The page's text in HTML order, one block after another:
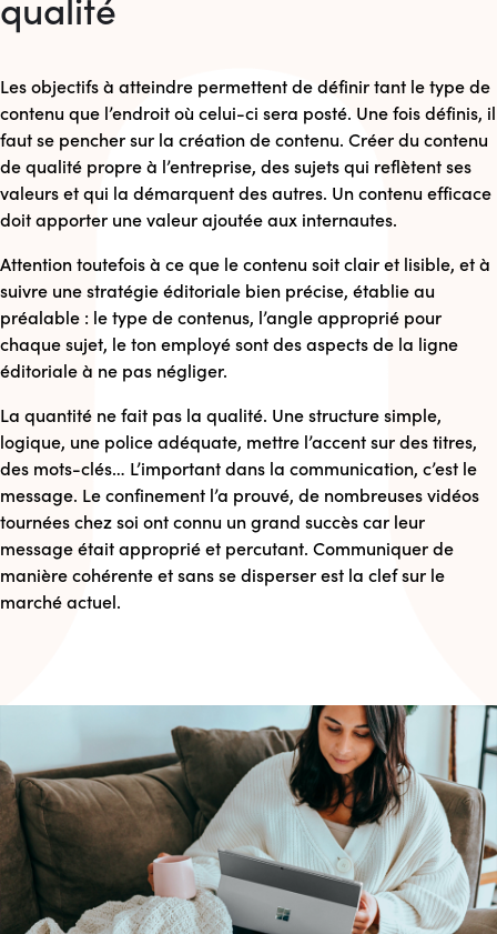
Les objectifs à atteindre permettent de définir tant le type de
contenu que l’endroit où celui-ci sera posté. Une fois définis, il
faut se pencher sur la création de contenu. Créer du contenu
de qualité propre à l’entreprise, des sujets qui reflètent ses
valeurs et qui la démarquent des autres. Un contenu efficace
doit apporter une valeur ajoutée aux internautes.
Attention toutefois à ce que le contenu soit clair et lisible, et à
suivre une stratégie éditoriale bien précise, établie au
préalable : le type de contenus, l’angle approprié pour
chaque sujet, le ton employé sont des aspects de la ligne
éditoriale à ne pas négliger.
La quantité ne fait pas la qualité. Une structure simple,
logique, une police adéquate, mettre l’accent sur des titres,
des mots-clés… L’important dans la communication, c’est le
message. Le confinement l’a prouvé, de nombreuses vidéos
tournées chez soi ont connu un grand succès car leur
message était approprié et percutant. Communiquer de
manière cohérente et sans se disperser est la clef sur le
marché actuel.